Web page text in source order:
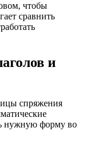
чтобы
сравнить
и
спряжения
нужную форму во